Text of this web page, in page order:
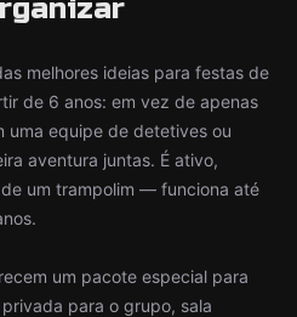
melhores ideias para festas de
de 6 anos: em vez de apenas
uma equipe de detetives ou
aventura juntas. É ativo,
um trampolim — funciona até
um pacote especial para
para o grupo, sala